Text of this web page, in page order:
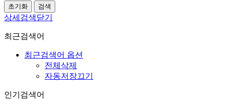
상세검색닫기
최근검색어
최근검색어 옵션
전체삭제
자동저장끄기
인기검색어